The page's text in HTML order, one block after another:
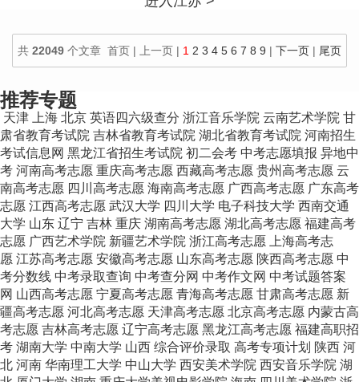
共 22049 个文章 首页 | 上一页 | 1 2 3 4 5 6 7 8 9 | 下一页 | 尾页
推荐专题
天津 上海 北京 英语四六级查分 浙江音乐学院 云南艺术学院 甘
肃省教育考试院 吉林省教育考试院 湖北省教育考试院 河南招生
考试信息网 黑龙江省招生考试院 初二会考 中考志愿填报 异地中
考 河南高考志愿 重庆高考志愿 西藏高考志愿 贵州高考志愿 云
南高考志愿 四川高考志愿 海南高考志愿 广西高考志愿 广东高考
志愿 江西高考志愿 武汉大学 四川大学 电子科技大学 西南交通
大学 山东 辽宁 吉林 重庆 湖南高考志愿 湖北高考志愿 福建高考
志愿 广西艺术学院 新疆艺术学院 浙江高考志愿
上海高考志
愿 江苏高考志愿 安徽高考志愿 山东高考志愿 陕西高考志愿 中
考分数线 中考录取查询 中考查分网 中考作文网 中考试题答案
网 山西高考志愿 宁夏高考志愿 青海高考志愿 甘肃高考志愿 新
疆高考志愿 河北高考志愿 天津高考志愿 北京高考志愿 内蒙古高
考志愿 吉林高考志愿 辽宁高考志愿 黑龙江高考志愿 福建高职招
考 湖南大学 中南大学 山西 综合评价录取 高考专项计划 陕西 河
北 河南 华南理工大学 中山大学 西安美术学院 西安音乐学院 湖